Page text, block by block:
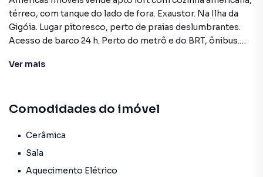
térreo, com tanque do lado de fora. Exaustor. Na Ilha da
Gigóia. Lugar pitoresco, perto de praias deslumbrantes.
Acesso de barco 24 h. Perto do metrô e do BRT, ônibus.
da própria ilha. Incrível! O lugar do apto é simples, mas
Ver mais
Comodidades do imóvel
Cerâmica
Sala
Aquecimento Elétrico